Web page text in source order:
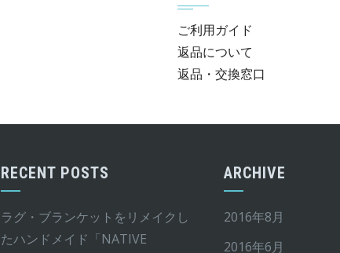
ご利用ガイド
返品について
返品・交換窓口
RECENT POSTS
ラグ・ブランケットをリメイクし
たハンドメイド「NATIVE
ARCHIVE
2016年8月
2016年6月